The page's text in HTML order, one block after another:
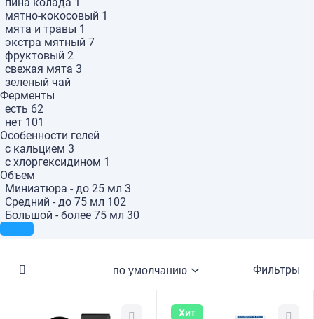
мятно-кокосовый 1
мята и травы 1
экстра мятный 7
фруктовый 2
свежая мята 3
зеленый чай
Ферменты
есть 62
нет 101
Особенности гелей
с кальцием 3
с хлоргексидином 1
Объем
Миниатюра - до 25 мл 3
Средний - до 75 мл 102
Большой - более 75 мл 30
Фильтры
Хит